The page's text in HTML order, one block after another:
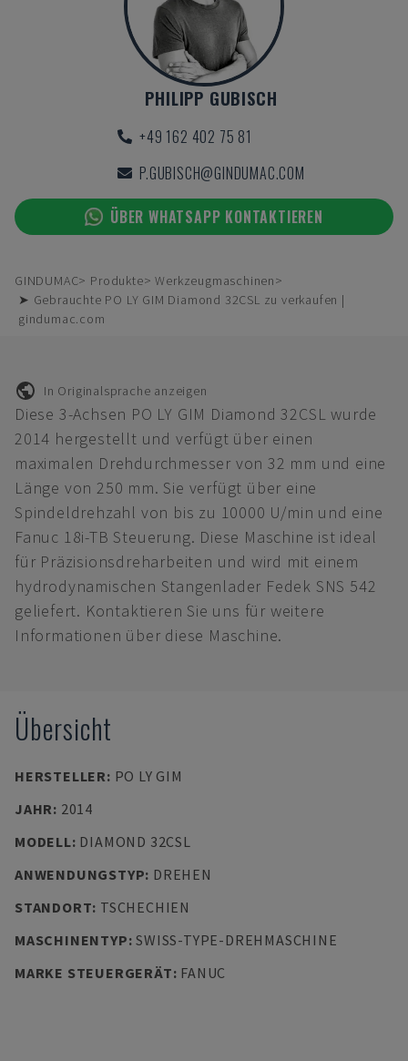
PHILIPP GUBISCH
+49 162 402 75 81
P.GUBISCH@GINDUMAC.COM
ÜBER WHATSAPP KONTAKTIEREN
GINDUMAC Produkte
Werkzeugmaschinen
➤ Gebrauchte PO LY GIM Diamond 32CSL zu verkaufen |
gindumac.com
In Originalsprache anzeigen
Diese 3-Achsen PO LY GIM Diamond 32CSL wurde
2014 hergestellt und verfügt über einen
maximalen Drehdurchmesser von 32 mm und eine
Länge von 250 mm. Sie verfügt über eine
Spindeldrehzahl von bis zu 10000 U/min und eine
Fanuc 18i-TB Steuerung. Diese Maschine ist ideal
für Präzisionsdreharbeiten und wird mit einem
hydrodynamischen Stangenlader Fedek SNS 542
geliefert. Kontaktieren Sie uns für weitere
Informationen über diese Maschine.
Übersicht
HERSTELLER: PO LY GIM
JAHR: 2014
MODELL: DIAMOND 32CSL
ANWENDUNGSTYP: DREHEN
STANDORT: TSCHECHIEN
MASCHINENTYP:SWISS-TYPE-DREHMASCHINE
MARKE STEUERGERÄT: FANUC